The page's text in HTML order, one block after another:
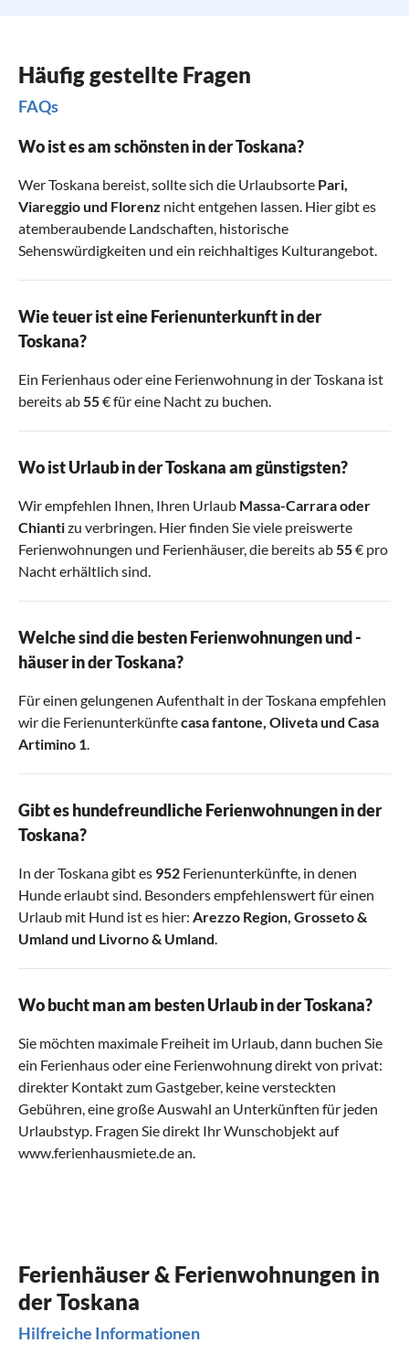
Häufig gestellte Fragen
FAQs
Wo ist es am schönsten in der Toskana?
Wer Toskana bereist, sollte sich die Urlaubsorte Pari,
Viareggiound Florenz nicht entgehen lassen. Hier gibt es
atemberaubende Landschaften, historische
Sehenswürdigkeiten und ein reichhaltiges Kulturangebot.
Wie teuer ist eine Ferienunterkunft in der
Toskana?
Ein Ferienhaus oder eine Ferienwohnung in der Toskana ist
bereits ab55€ für eine Nacht zu buchen.
Wo ist Urlaub in der Toskana am günstigsten?
Wir empfehlen Ihnen, Ihren Urlaub Massa-Carraraoder
Chiantizu verbringen. Hier finden Sie viele preiswerte
Ferienwohnungen und Ferienhäuser, die bereits ab55€ pro
Nacht erhältlich sind.
Welche sind die besten Ferienwohnungen und -
häuser in der Toskana?
Für einen gelungenen Aufenthalt in der Toskana empfehlen
wir die Ferienunterkünftecasa fantone, Olivetaund Casa
Artimino 1.
Gibt es hundefreundliche Ferienwohnungen in der
Toskana?
In der Toskana gibt es 952 Ferienunterkünfte, in denen
Hunde erlaubt sind. Besonders empfehlenswert für einen
Urlaub mit Hund ist es hier: Arezzo Region, Grosseto &
Umland und Livorno & Umland.
Wo bucht man am besten Urlaub in der Toskana?
Sie möchten maximale Freiheit im Urlaub, dann buchen Sie
ein Ferienhaus oder eine Ferienwohnung direkt von privat:
direkter Kontakt zum Gastgeber, keine versteckten
Gebühren, eine große Auswahl an Unterkünften für jeden
Urlaubstyp. Fragen Sie direkt Ihr Wunschobjekt auf
www.ferienhausmiete.de an.
Ferienhäuser & Ferienwohnungen in
der Toskana
Hilfreiche Informationen